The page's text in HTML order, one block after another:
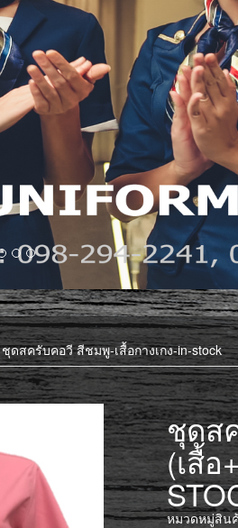
ชุดสครับคอวี สีชมพู-เสื้อกางเกง-in-stock
ชุดส
(เสื้อ
หมวดหมู่สิน